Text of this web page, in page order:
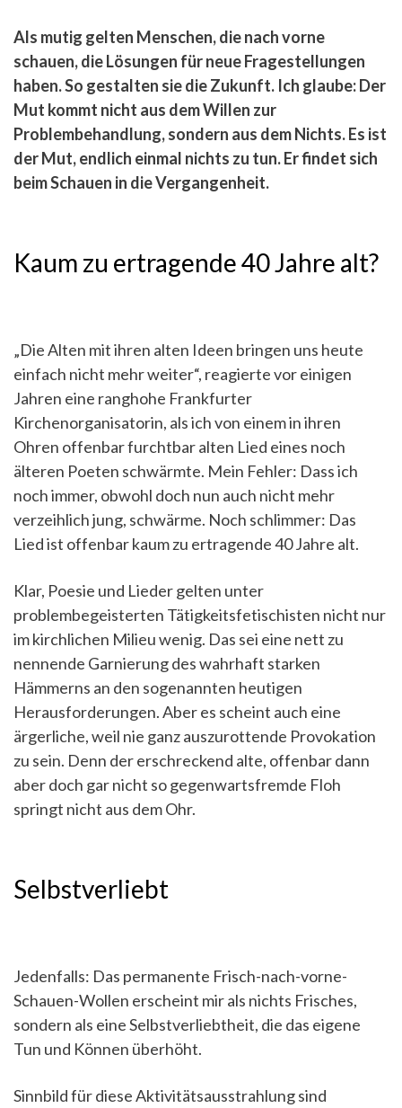
Als mutig gelten Menschen, die nach vorne
schauen, die Lösungen für neue Fragestellungen
haben. So gestalten sie die Zukunft. Ich glaube: Der
Mut kommt nicht aus dem Willen zur
Problembehandlung, sondern aus dem Nichts. Es ist
der Mut, endlich einmal nichts zu tun. Er findet sich
beim Schauen in die Vergangenheit.
Kaum zu ertragende 40 Jahre alt?
„Die Alten mit ihren alten Ideen bringen uns heute
einfach nicht mehr weiter“, reagierte vor einigen
Jahren eine ranghohe Frankfurter
Kirchenorganisatorin, als ich von einem in ihren
Ohren offenbar furchtbar alten Lied eines noch
älteren Poeten schwärmte. Mein Fehler: Dass ich
noch immer, obwohl doch nun auch nicht mehr
verzeihlich jung, schwärme. Noch schlimmer: Das
Lied ist offenbar kaum zu ertragende 40 Jahre alt.
Klar, Poesie und Lieder gelten unter
problembegeisterten Tätigkeitsfetischisten nicht nur
im kirchlichen Milieu wenig. Das sei eine nett zu
nennende Garnierung des wahrhaft starken
Hämmerns an den sogenannten heutigen
Herausforderungen. Aber es scheint auch eine
ärgerliche, weil nie ganz auszurottende Provokation
zu sein. Denn der erschreckend alte, offenbar dann
aber doch gar nicht so gegenwartsfremde Floh
springt nicht aus dem Ohr.
Selbstverliebt
Jedenfalls: Das permanente Frisch-nach-vorne-
Schauen-Wollen erscheint mir als nichts Frisches,
sondern als eine Selbstverliebtheit, die das eigene
Tun und Können überhöht.
Sinnbild für diese Aktivitätsausstrahlung sind